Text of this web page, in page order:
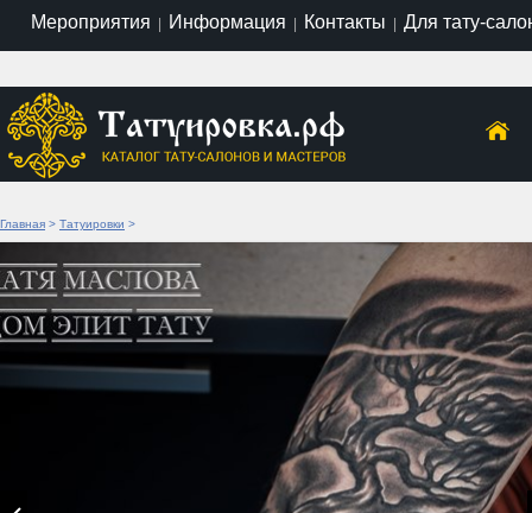
Мероприятия | Информация | Контакты | Для тату-
Главная > Татуировки >